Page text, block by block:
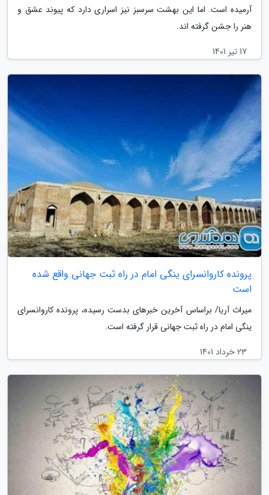
آرمیده است. اما این بهشت سرسبز نیز اسراری دارد که پیوند عشق و
هنر را جشن گرفته اند.
17 تیر 1401
پرونده کاروانسرای ینگی امام در راه ثبت جهانی واقع شده
است
میراث آریا/ براساس آخرین خبرهای بدست رسیده، پرونده کاروانسرای
ینگی امام در راه ثبت جهانی قرار گرفته است.
23 خرداد 1401